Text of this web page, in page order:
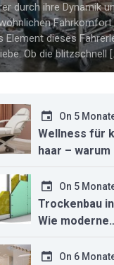
durch ihre Dynamik
Element dieses
Ob die blitzschnell
On 5
Wellness für
haar – warum
richtige
den
studio macht
On 5
Trockenbau
Wie moderne
Technologien
Innenausbau
On 6